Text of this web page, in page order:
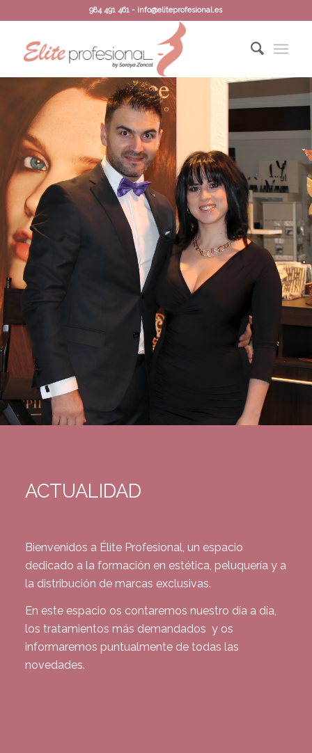
984 491 461 - info@eliteprofesional.es
ACTUALIDAD
Bienvenidos a Élite Profesional, un espacio
dedicado a la formación en estética, peluquería y a
la distribución de marcas exclusivas.
En este espacio os contaremos nuestro día a día,
los tratamientos más demandados y os
informaremos puntualmente de todas las
novedades.